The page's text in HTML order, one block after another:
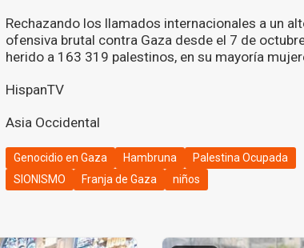
Rechazando los llamados internacionales a un
ofensiva brutal contra Gaza desde el 7 de
herido a 163 319 palestinos, en su mayoría
HispanTV
Asia Occidental
Genocidio en Gaza Hambruna
Palestina Ocupada
SIONISMO
Franja de Gaza niños